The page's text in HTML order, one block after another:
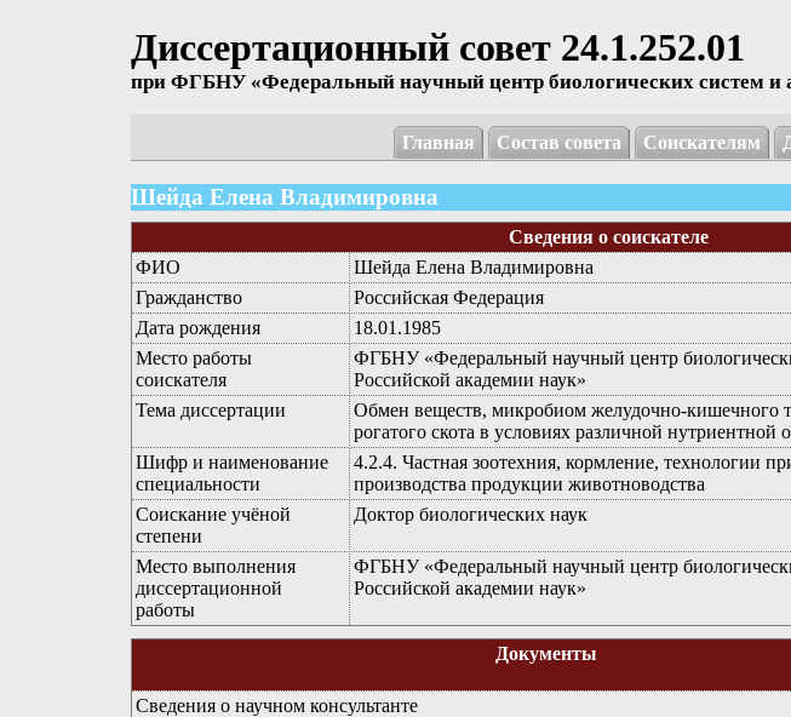
Диссертационный совет 24.1.252.01
при ФГБНУ «Федеральный научный центр биологических систем и
Главная Состав совета Соискателям
Шейда Елена Владимировна
Сведения о соискателе
ФИО
Шейда Елена Владимировна
Гражданство
Российская Федерация
Дата рождения
18.01.1985
Место работы
соискателя
ФГБНУ «Федеральный научный центр
Российской академии наук»
Тема диссертации
Обмен веществ, микробиом желудочно-кишечного
рогатого скота в условиях различной нутриентной
Шифр и наименование
специальности
4.2.4. Частная зоотехния, кормление, технологии
производства продукции животноводства
Соискание учёной
степени
Доктор биологических наук
Место выполнения
диссертационной
работы
ФГБНУ «Федеральный научный центр
Российской академии наук»
Документы
Сведения о научном консультанте